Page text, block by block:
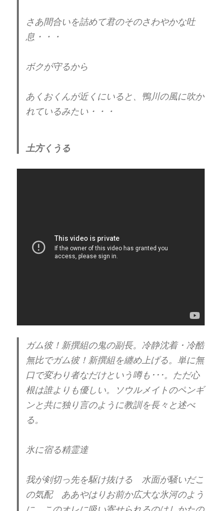
さあ間合いを詰めて君のそのさわやかな吐
息・・・
ボクが守るから
あくおくんが近くにいると、鴨川の風に吹か
れているみたい・・・
土方くうる
ガム彼！新撰組の鬼の副長。冷静沈着・冷酷
無比でガム彼！新撰組を纏め上げる。単に無
口で変わり者なだけという噂も･･･。ただ心
根は誰よりも優しい。ソウルメイトのペンギ
ンと共に独り言のように教訓を長々と述べ
る。
氷に宿る精霊達
我が剣切っ先を駆け抜ける 水面が騒いだこ
の気配 ああやはりお前か広大な氷河のよう